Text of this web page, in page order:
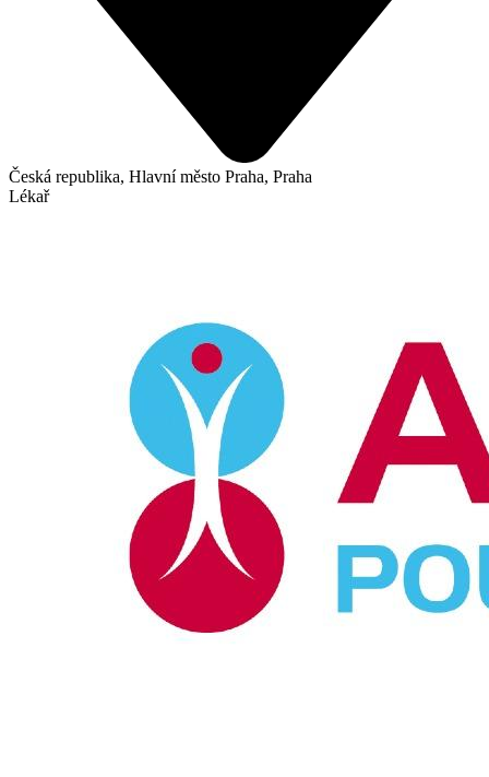
Česká republika, Hlavní město Praha, Praha
Lékař